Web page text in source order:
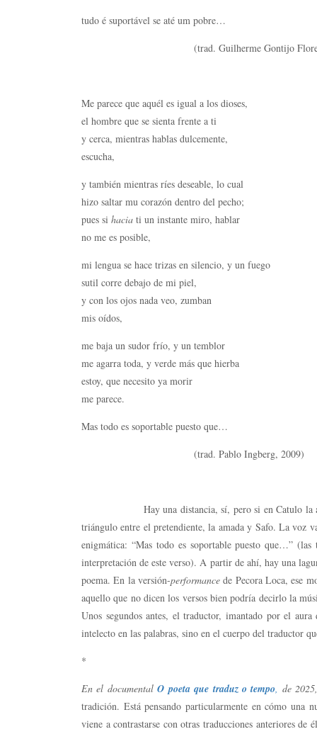
tudo é suportável se até um pobre…
(trad. Guilherme Gontijo Flores,
Me parece que aquél es igual a los dioses,
el hombre que se sienta frente a ti
y cerca, mientras hablas dulcemente,
escucha,
y también mientras ríes deseable, lo cual
hizo saltar mu corazón dentro del pecho;
pues si hacia ti un instante miro, hablar
no me es posible,
mi lengua se hace trizas en silencio, y un fuego
sutil corre debajo de mi piel,
y con los ojos nada veo, zumban
mis oídos,
me baja un sudor frío, y un temblor
me agarra toda, y verde más que hierba
estoy, que necesito ya morir
me parece.
Mas todo es soportable puesto que…
(trad. Pablo Ingberg, 2009)
Hay una distancia, sí, pero si en Catulo la amada
triángulo entre el pretendiente, la amada y Safo. La voz
enigmática: “Mas todo es soportable puesto que…”
interpretación de este verso). A partir de ahí, hay una
poema. En la versión-performance de Pecora Loca, ese
aquello que no dicen los versos bien podría decirlo la
Unos segundos antes, el traductor, imantado por el
intelecto en las palabras, sino en el cuerpo del traductor
*
En el documentalO poeta que traduz o tempo, de
tradición. Está pensando particularmente en cómo una
viene a contrastarse con otras traducciones anteriores de